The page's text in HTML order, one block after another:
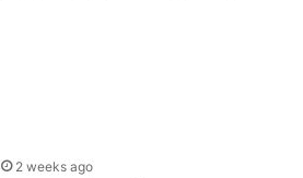
2 weeks ago